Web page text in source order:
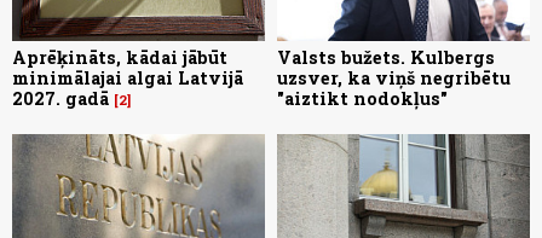
Aprēķināts, kādai jābūt
minimālajai algai Latvijā
2027. gadā 2
Valsts bužets. Kulbergs
uzsver, ka viņš negribētu
"aiztikt nodokļus"